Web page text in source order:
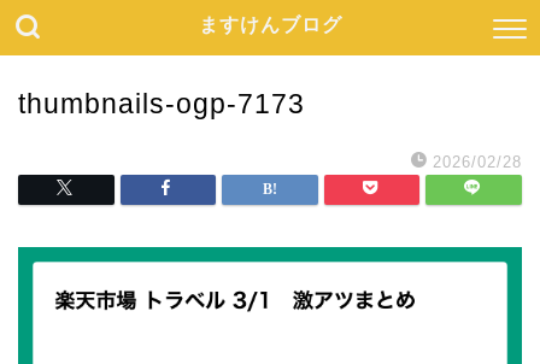
ますけんブログ
thumbnails-ogp-7173
2026/02/28